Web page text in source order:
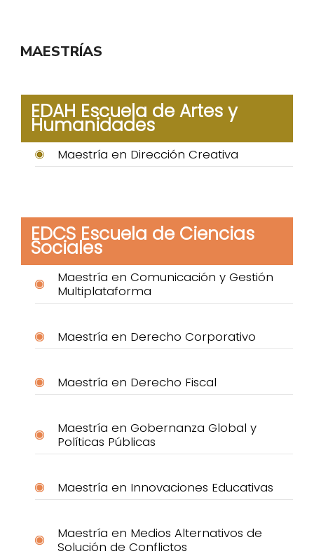
MAESTRÍAS
EDAH Escuela de Artes y
Humanidades
Maestría en Dirección Creativa
EDCS Escuela de Ciencias
Sociales
Maestría en Comunicación y Gestión
Multiplataforma
Maestría en Derecho Corporativo
Maestría en Derecho Fiscal
Maestría en Gobernanza Global y
Políticas Públicas
Maestría en Innovaciones Educativas
Maestría en Medios Alternativos de
Solución de Conflictos